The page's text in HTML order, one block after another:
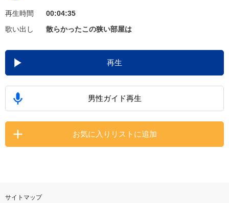
お知らせ よくあるご質問
DAMの新曲・ランキングなど
カラオケ最新情報をチェック！
家族や友達と一緒に！練習にも！
再生時間
00:04:35
歌い出し
散らかったこの狭い部屋は
再生
男性ガイド再生
お気に入りリストに追加
サイトマップ